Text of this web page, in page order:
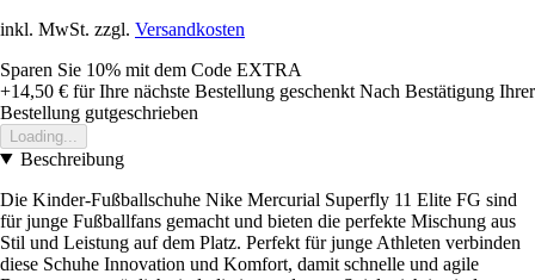
inkl. MwSt. zzgl. Versandkosten
Sparen Sie 10% mit dem Code EXTRA
+14,50 € für Ihre nächste Bestellung geschenkt Nach Bestätigung Ihrer
Bestellung gutgeschrieben
Loading...
Beschreibung
Die Kinder-Fußballschuhe Nike Mercurial Superfly 11 Elite FG sind
für junge Fußballfans gemacht und bieten die perfekte Mischung aus
Stil und Leistung auf dem Platz. Perfekt für junge Athleten verbinden
diese Schuhe Innovation und Komfort, damit schnelle und agile